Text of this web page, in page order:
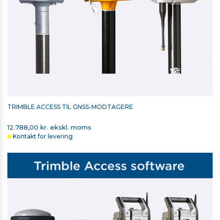
TRIMBLE RADIOMODUL 2,4 GHZ TIL
T7/TSC5/TSC510/TSC7/TSC710/T110
11.588,00 kr. ekskl. moms
På lager
TRIMBLE ACCESS TIL GNSS-MODTAGERE
12.788,00 kr. ekskl. moms
Kontakt for levering